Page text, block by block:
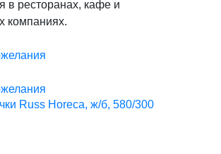
в ресторанах, кафе и
компаниях.
Russ Horeca, ж/б, 580/300